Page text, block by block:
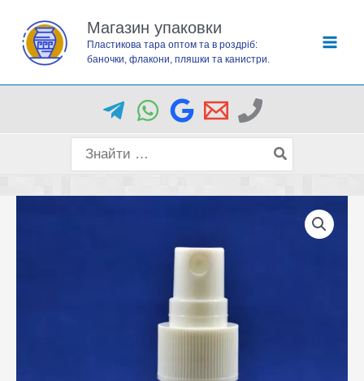
вмісту
Магазин упаковки
Пластикова тара оптом та в роздріб:
баночки, флакони, пляшки та канистри.
Пошук
для: